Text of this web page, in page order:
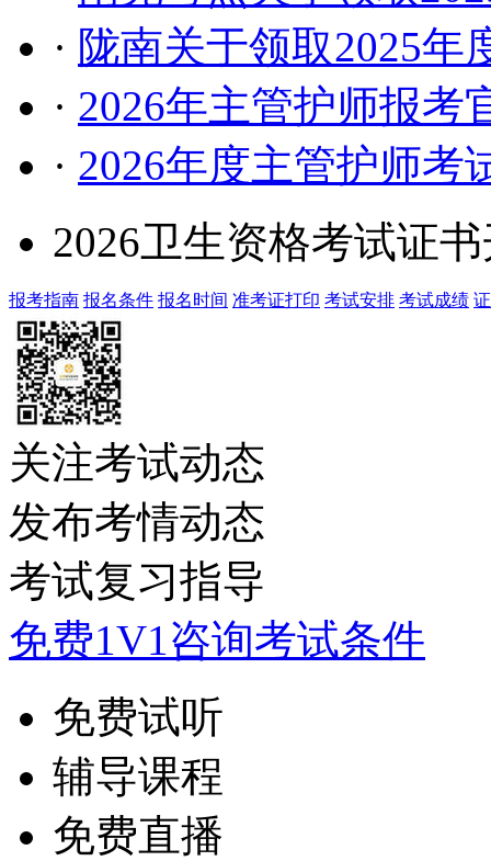
· 陇南关于领取2025年
· 2026年主管护师报考
· 2026年度主管护师考
2026卫生资格考试证
报考指南 报名条件 报名时间 准考证打印 考试安排 考试成绩
关注考试动态
发布考情动态
考试复习指导
免费1V1咨询考试条件
免费试听
辅导课程
免费直播